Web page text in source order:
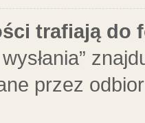
trafiają do
przez